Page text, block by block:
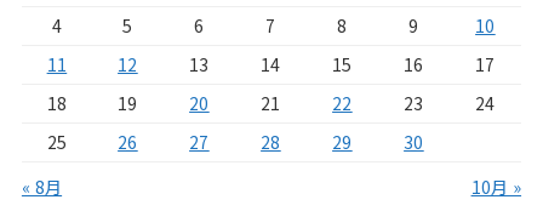
4
5 6 7 8 9
10
11
12 13 14 15 16
17
18
19 20 21 22 23
24
25
26 27 28 29
30
« 8月
10月 »